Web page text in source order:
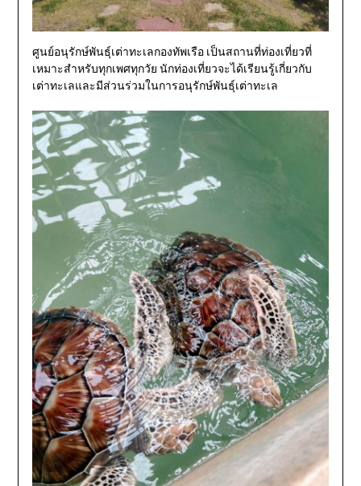
ศูนย์อนุรักษ์พันธุ์เต่าทะเลกองทัพเรือ เป็นสถานที่ท่องเที่ยวที่
เหมาะสำหรับทุกเพศทุกวัย นักท่องเที่ยวจะได้เรียนรู้เกี่ยวกับ
เต่าทะเลและมีส่วนร่วมในการอนุรักษ์พันธุ์เต่าทะเล